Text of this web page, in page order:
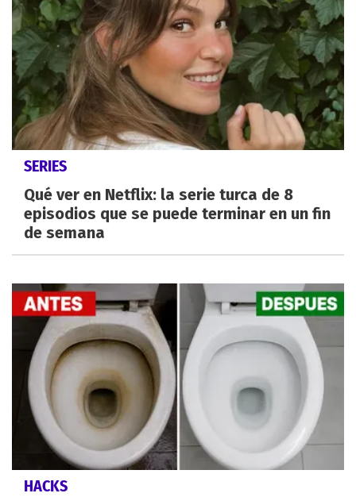
SERIES
Qué ver en Netflix: la serie turca de 8
episodios que se puede terminar en un fin
de semana
HACKS